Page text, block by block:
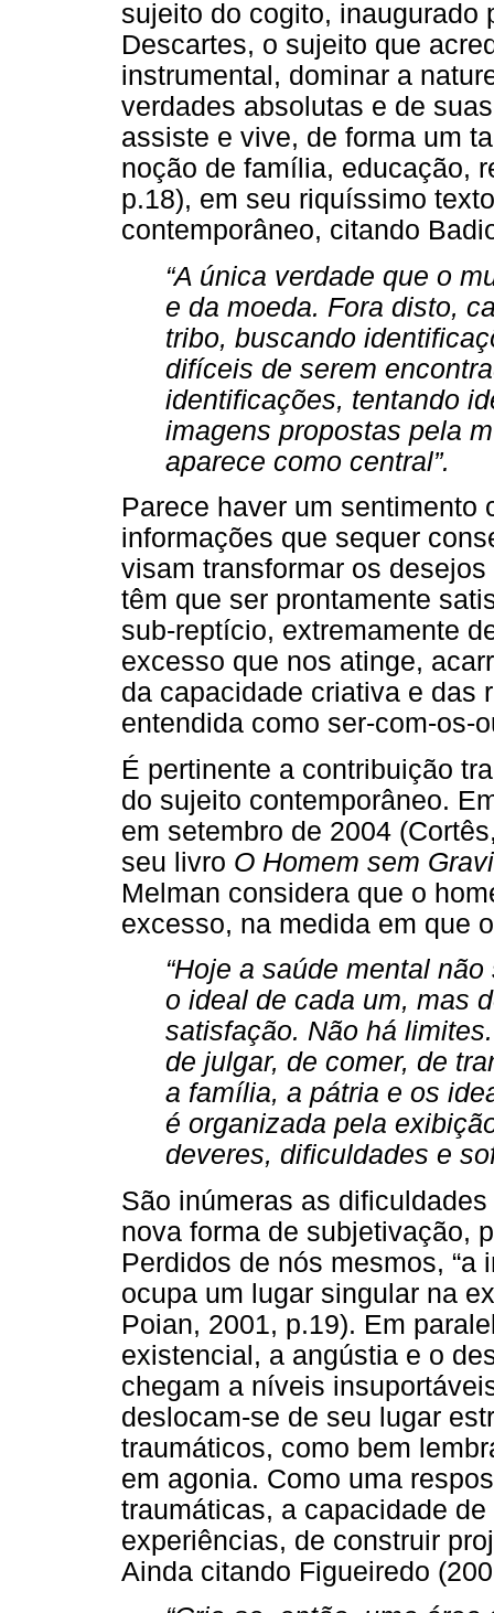
sujeito do cogito, inaugurado
Descartes, o sujeito que
instrumental, dominar a
verdades absolutas e de
assiste e vive, de forma um
noção de família, educação,
p.18), em seu riquíssimo
contemporâneo, citando
“A única verdade que o
e da moeda. Fora disto,
tribo, buscando
difíceis de serem
identificações, tentando
imagens propostas pela
aparece como central”.
Parece haver um sentimento
informações que sequer
visam transformar os
têm que ser prontamente
sub-reptício, extremamente
excesso que nos atinge,
da capacidade criativa e das
entendida como ser-com-os-
É pertinente a contribuição
do sujeito contemporâneo.
em setembro de 2004
seu livro O Homem sem
Melman considera que o
excesso, na medida em que
“Hoje a saúde mental
o ideal de cada um, mas
satisfação. Não há
de julgar, de comer, de
a família, a pátria e os
é organizada pela
deveres, dificuldades e
São inúmeras as
nova forma de subjetivação,
Perdidos de nós mesmos,
ocupa um lugar singular na
Poian, 2001, p.19). Em
existencial, a angústia e o
chegam a níveis
deslocam-se de seu lugar
traumáticos, como bem
em agonia. Como uma
traumáticas, a capacidade
experiências, de construir
Ainda citando Figueiredo